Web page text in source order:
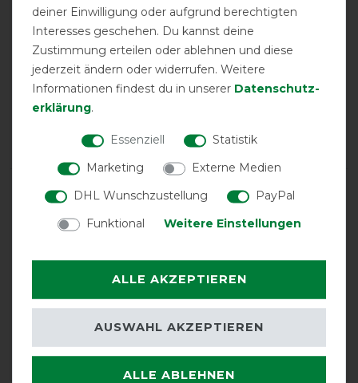
product experience
calculated from 2 customer reviews
Positive
100%
Neutral
Negative
0%
LATEST REVIEWS
12.03.2018
Decke passt sehr gut, schön ist der große Schweiflatz
Horsewaredecke, dafür aber andere Vorteile. Ist auch
wasserfest.
deiner Einwilligung oder aufgrund berechtigten
Interesses geschehen. Du kannst deine
Zustimmung erteilen oder ablehnen und diese
jederzeit ändern oder widerrufen. Weitere
Informationen findest du in unserer Daten­schutz­
erklärung.
Essenziell
Statistik
Marketing
Externe Medien
DHL Wunschzustellung
PayPal
Funktional
Weitere Einstellungen
ALLE AKZEPTIEREN
ALLE ABLEHNEN
AUSWAHL AKZEPTIEREN